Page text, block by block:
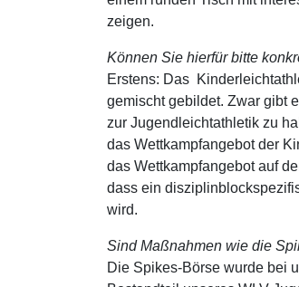
zeigen.
Können Sie
Erstens: Das
gemischt gebildet. Zwar gibt
zur Jugendleichtathletik zu
das Wettkampfangebot der
das Wettkampfangebot auf
dass ein
wird.
Sind Maßnahmen wie
Die Spikes-Börse wurde bei